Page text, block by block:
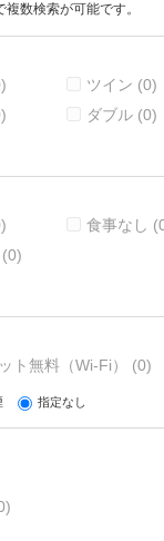
数検索が可能です。
ツイン (0)
ダブル (0)
食事なし
(0)
ト無料（Wi-Fi） (0)
指定なし